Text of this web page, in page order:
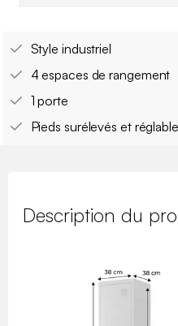
Style industriel
4 espaces de rangement
1 porte
Pieds surélevés et
Description du